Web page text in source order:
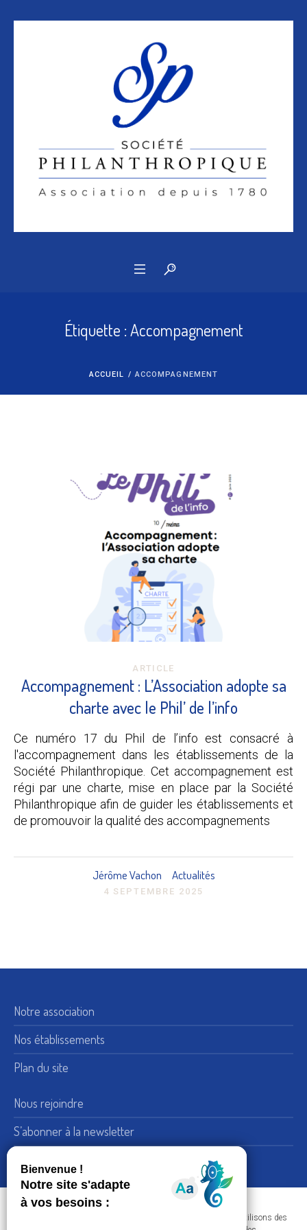
Dans le respect de votre confidentialité et de vos données, nous utilisons des
Étiquette :Accompagnement
ACCUEIL / ACCOMPAGNEMENT
ARTICLE
Accompagnement : L’Association adopte sa
charte avec le Phil’ de l’info
Ce numéro 17 du Phil de l’info est consacré à
l'accompagnement dans les établissements de la
Société Philanthropique. Cet accompagnement est
régi par une charte, mise en place par la Société
Philanthropique afin de guider les établissements et
de promouvoir la qualité des accompagnements
Jérôme Vachon Actualités
4 SEPTEMBRE 2025
Notre association
Nos établissements
Plan du site
Nous rejoindre
S’abonner à la newsletter
Adresse : 15, rue de Bellechasse 75007 Paris